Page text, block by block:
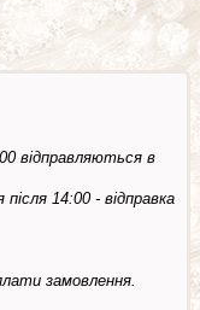
відправляються в
14:00 - відправка
замовлення.